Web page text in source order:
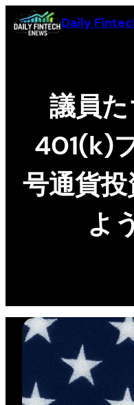
Chuyển
đến
Daily
議員
401(k)
号通貨
よ